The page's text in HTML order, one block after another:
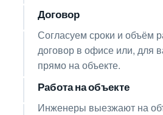
Договор
Согласуем сроки и объём
договор в офисе или, для
прямо на объекте.
Работа на объекте
Инженеры выезжают на